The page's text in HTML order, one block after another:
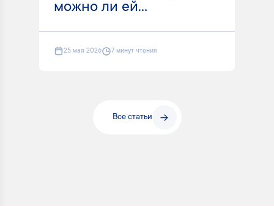
можно ли ей...
25 мая 2026 7 минут чтения
Все статьи